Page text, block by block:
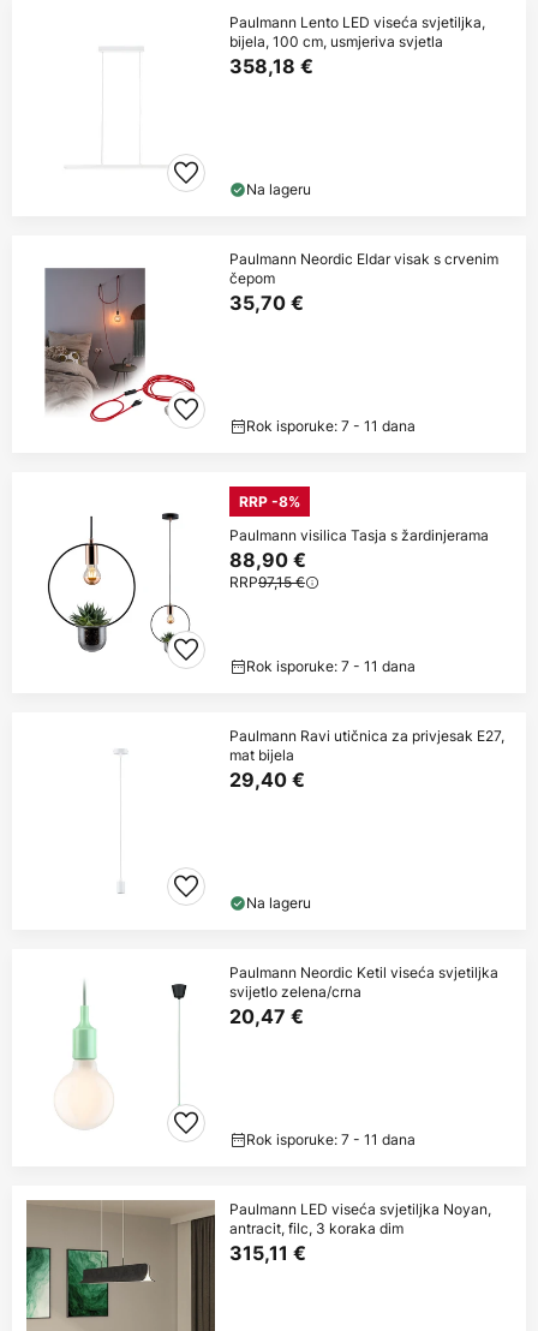
Paulmann Lento LED viseća svjetiljka,
bijela, 100 cm, usmjeriva svjetla
358,18 €
Na lageru
Paulmann Neordic Eldar visak s crvenim
čepom
35,70 €
Rok isporuke: 7 - 11 dana
RRP -8%
Paulmann visilica Tasja s žardinjerama
88,90 €
RRP97,15 €
Rok isporuke: 7 - 11 dana
Paulmann Ravi utičnica za privjesak E27,
mat bijela
29,40 €
Na lageru
Paulmann Neordic Ketil viseća svjetiljka
svijetlo zelena/crna
20,47 €
Rok isporuke: 7 - 11 dana
Paulmann LED viseća svjetiljka Noyan,
antracit, filc, 3 koraka dim
315,11 €